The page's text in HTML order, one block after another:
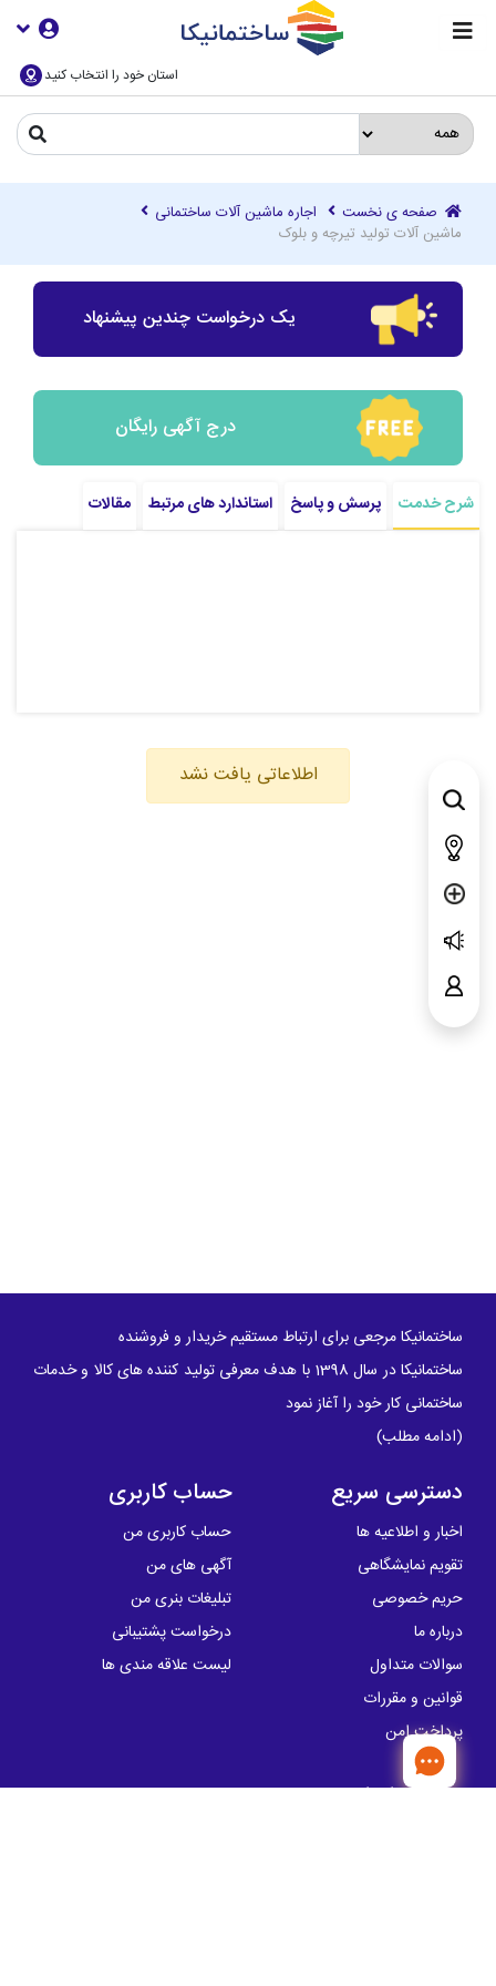
استان خود را انتخاب کنید
صفحه ی نخست
اجاره ماشین آلات ساختمانی
ماشین آلات تولید تیرچه و بلوک
یک درخواست چندین پیشنهاد
درج آگهی رایگان
شرح خدمت پرسش و پاسخ استاندارد های مرتبط مقالات
اطلاعاتی یافت نشد
ساختمانیکا مرجعی برای ارتباط مستقیم خریدار و فروشنده
ساختمانیکا در سال 1398 با هدف معرفی تولید کننده های کالا و خدمات
ساختمانی کار خود را آغاز نمود
(ادامه مطلب)
دسترسی سریع
اخبار و اطلاعیه ها
تقویم نمایشگاهی
حریم خصوصی
درباره ما
سوالات متداول
قوانین و مقررات
پرداخت امن
حساب کاربری
حساب کاربری من
آگهی های من
تبلیغات بنری من
درخواست پشتیبانی
لیست علاقه مندی ها
تماس با ما